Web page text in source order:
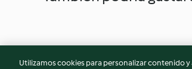
Utilizamos cookies para personalizar contenido